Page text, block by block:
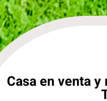
Casa en venta